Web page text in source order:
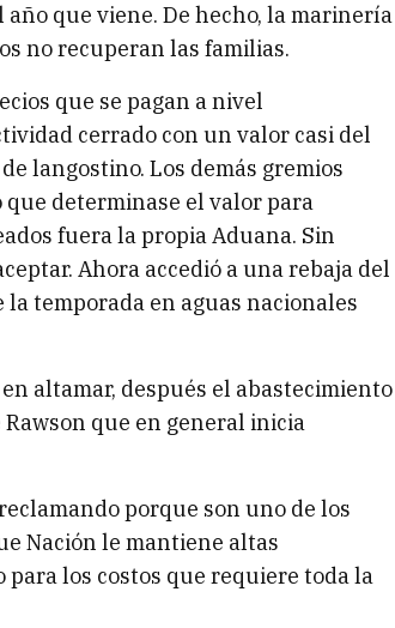
que viene. De hecho, la marinería
no recuperan las familias.
que se pagan a nivel
cerrado con un valor casi del
langostino. Los demás gremios
determinase el valor para
fuera la propia Aduana. Sin
Ahora accedió a una rebaja del
temporada en aguas nacionales
altamar, después el abastecimiento
que en general inicia
porque son uno de los
Nación le mantiene altas
los costos que requiere toda la